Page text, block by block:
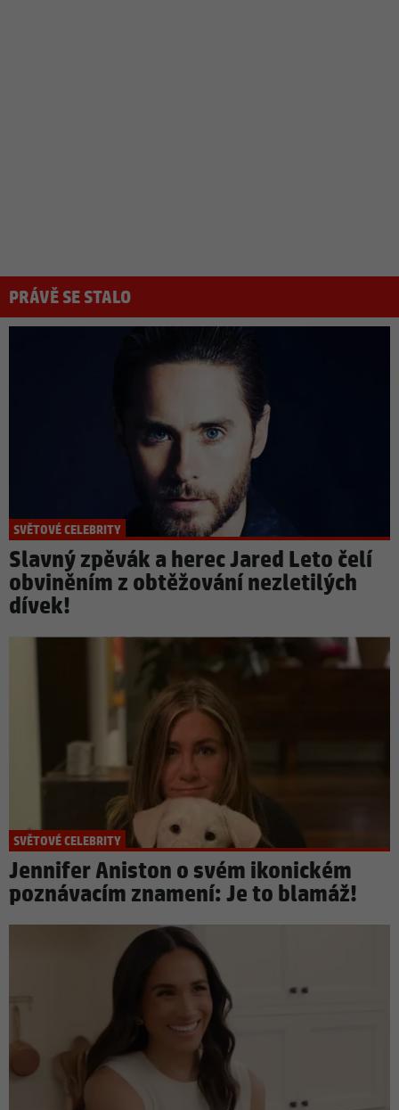
PRÁVĚ SE STALO
SVĚTOVÉ CELEBRITY
Slavný zpěvák a herec Jared Leto čelí
obviněním z obtěžování nezletilých
dívek!
SVĚTOVÉ CELEBRITY
Jennifer Aniston o svém ikonickém
poznávacím znamení: Je to blamáž!